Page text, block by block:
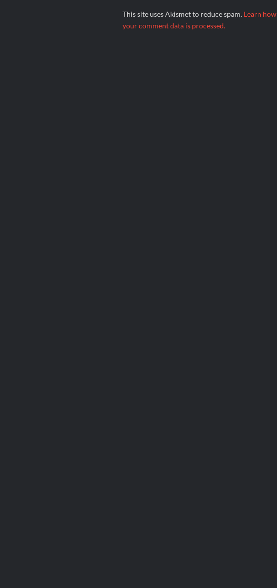
This site uses Akismet to reduce spam. Learn how
your comment data is processed.